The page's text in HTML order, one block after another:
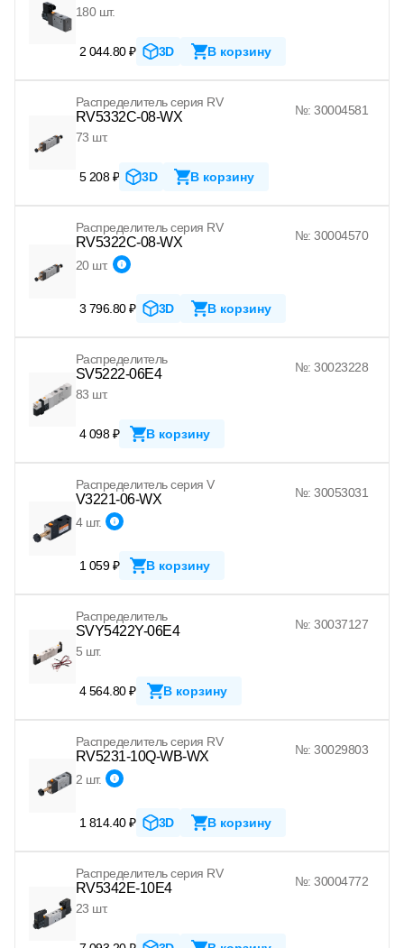
180 шт.
2 044.80 ₽ 3D В корзину
Распределитель серия RV
RV5332C-08-WX
№: 30004581
73 шт.
5 208 ₽ 3D В корзину
Распределитель серия RV
RV5322C-08-WX №: 30004570
20 шт.
3 796.80 ₽ 3D В корзину
Распределитель
SV5222-06E4
№: 30023228
83 шт.
4 098 ₽ В корзину
Распределитель серия V
V3221-06-WX №: 30053031
4 шт.
1 059 ₽ В корзину
Распределитель
SVY5422Y-06E4
№: 30037127
5 шт.
4 564.80 ₽ В корзину
Распределитель серия RV
RV5231-10Q-WB-WX №: 30029803
2 шт.
1 814.40 ₽ 3D В корзину
Распределитель серия RV
RV5342E-10E4
№: 30004772
23 шт.